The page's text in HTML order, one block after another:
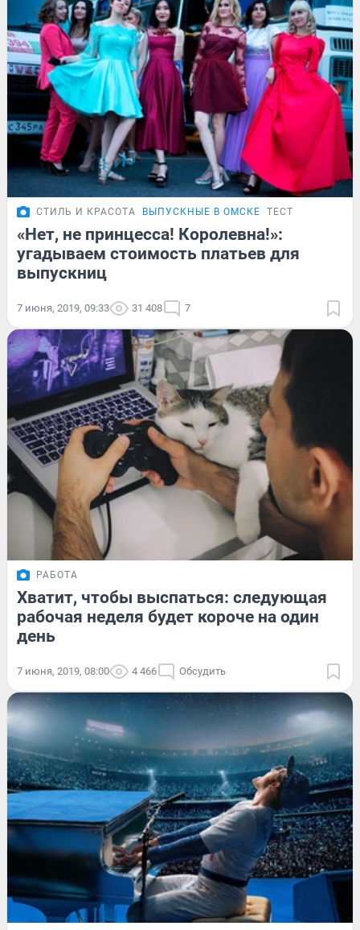
СТИЛЬ И КРАСОТА ВЫПУСКНЫЕ В ОМСКЕ ТЕСТ
«Нет, не принцесса! Королевна!»:
угадываем стоимость платьев для
выпускниц
7 июня, 2019, 09:33 31 408 7
РАБОТА
Хватит, чтобы выспаться: следующая
рабочая неделя будет короче на один
день
7 июня, 2019, 08:00 4 466 Обсудить